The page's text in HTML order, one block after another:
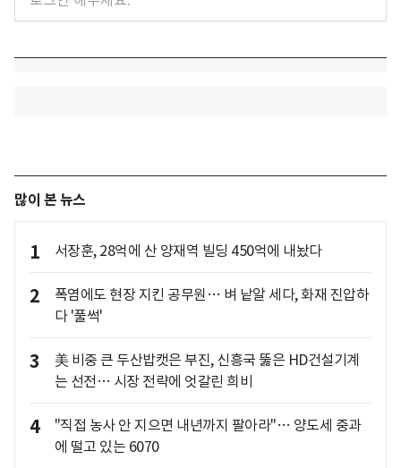
많이 본 뉴스
1 서장훈, 28억에 산 양재역 빌딩 450억에 내놨다
2
폭염에도 현장 지킨 공무원… 벼 낱알 세다, 화재 진압하
다 '풀썩'
3
美 비중 큰 두산밥캣은 부진, 신흥국 뚫은 HD건설기계
는 선전… 시장 전략에 엇갈린 희비
4
"직접 농사 안 지으면 내년까지 팔아라"… 양도세 중과
에 떨고 있는 6070